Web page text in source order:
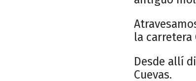
la carretera
Desde allí
Cuevas.